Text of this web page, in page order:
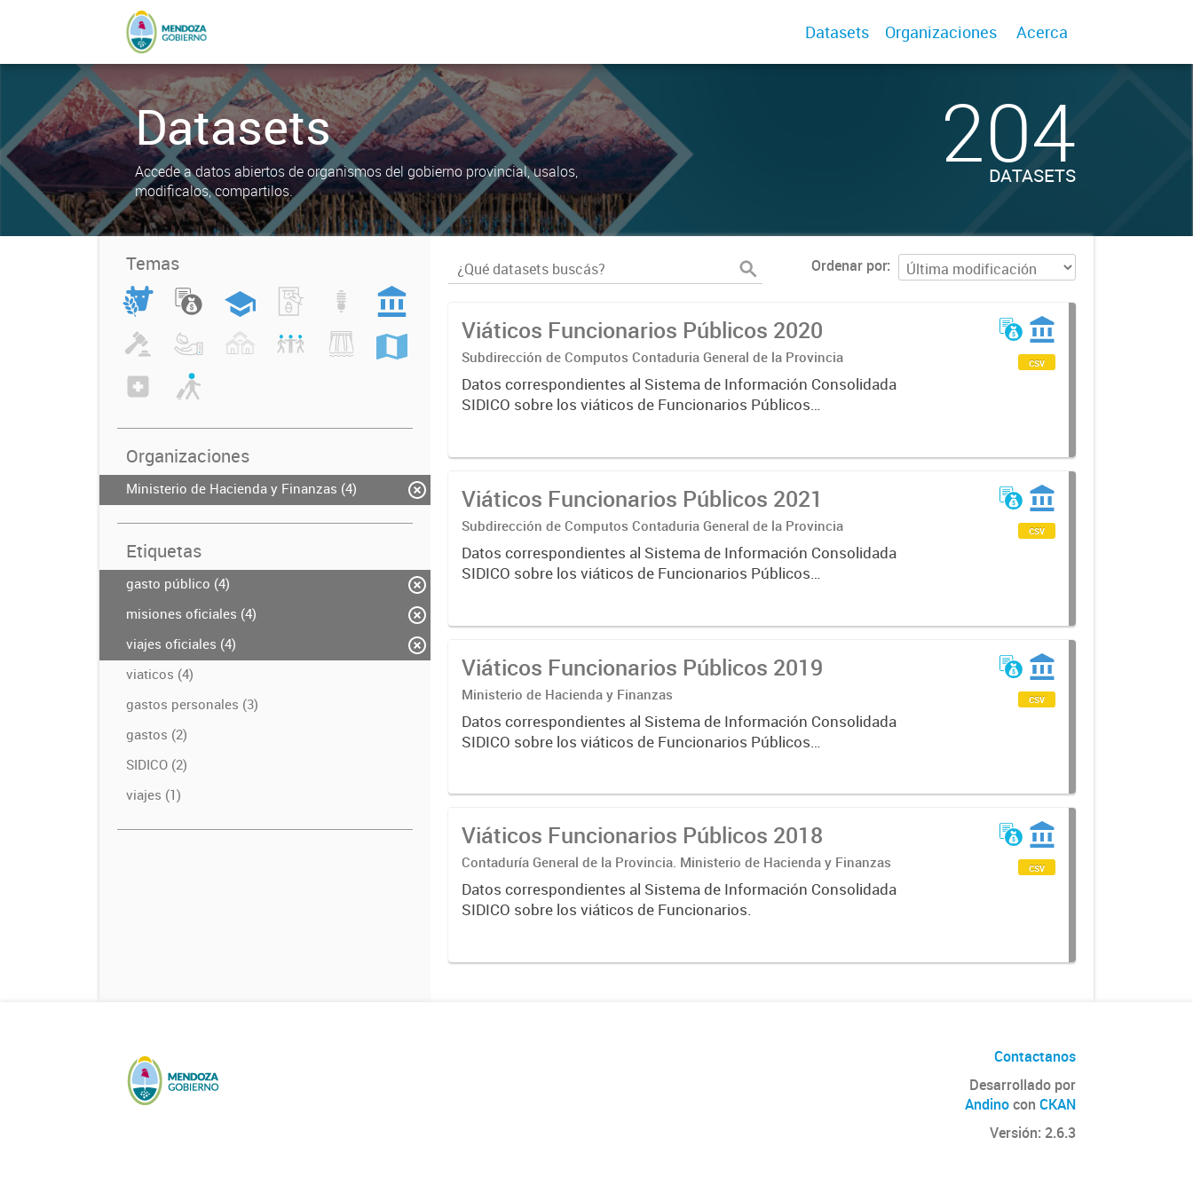
Datasets Organizaciones Acerca
Datasets
Accede a datos abiertos de organismos del gobierno provincial, usalos,
modificalos, compartilos.
204
DATASETS
Temas
Organizaciones
Ministerio de Hacienda y Finanzas (4)
Etiquetas
gasto público (4)
misiones oficiales (4)
viajes oficiales (4)
viaticos (4)
gastos personales (3)
gastos (2)
SIDICO (2)
viajes (1)
Ordenar por
Viáticos Funcionarios Públicos 2020
Subdirección de Computos Contaduria General de la Provincia
Datos correspondientes al Sistema de Información Consolidada
SIDICO sobre los viáticos de Funcionarios Públicos
csv
Viáticos Funcionarios Públicos 2021
Subdirección de Computos Contaduria General de la Provincia
Datos correspondientes al Sistema de Información Consolidada
SIDICO sobre los viáticos de Funcionarios Públicos
csv
Viáticos Funcionarios Públicos 2019
Ministerio de Hacienda y Finanzas
Datos correspondientes al Sistema de Información Consolidada
SIDICO sobre los viáticos de Funcionarios Públicos
csv
Viáticos Funcionarios Públicos 2018
Contaduría General de la Provincia. Ministerio de Hacienda y Finanzas
Datos correspondientes al Sistema de Información Consolidada
SIDICO sobre los viáticos de Funcionarios.
csv
Contactanos
Desarrollado por
Andinocon CKAN
Versión: 2.6.3